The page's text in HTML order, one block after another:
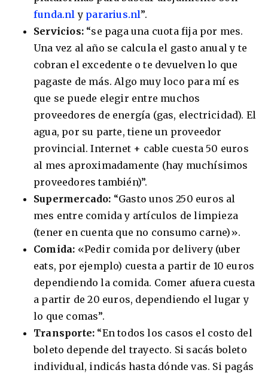
funda.nl y pararius.nl”.
Servicios: “se paga una cuota fija por mes.
Una vez al año se calcula el gasto anual y te
cobran el excedente o te devuelven lo que
pagaste de más. Algo muy loco para mí es
que se puede elegir entre muchos
proveedores de energía (gas, electricidad). El
agua, por su parte, tiene un proveedor
provincial. Internet + cable cuesta 50 euros
al mes aproximadamente (hay muchísimos
proveedores también)”.
Supermercado: “Gasto unos 250 euros al
mes entre comida y artículos de limpieza
(tener en cuenta que no consumo carne)».
Comida: «Pedir comida por delivery (uber
eats, por ejemplo) cuesta a partir de 10 euros
dependiendo la comida. Comer afuera cuesta
a partir de 20 euros, dependiendo el lugar y
lo que comas”.
Transporte: “En todos los casos el costo del
boleto depende del trayecto. Si sacás boleto
individual, indicás hasta dónde vas. Si pagás